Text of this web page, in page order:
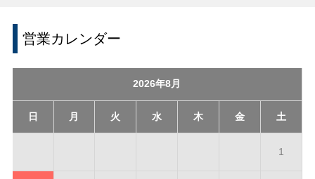
営業カレンダー
2026年8月
日 月 火 水 木 金 土
1